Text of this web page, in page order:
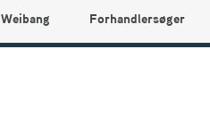
Weibang Forhandlersøger